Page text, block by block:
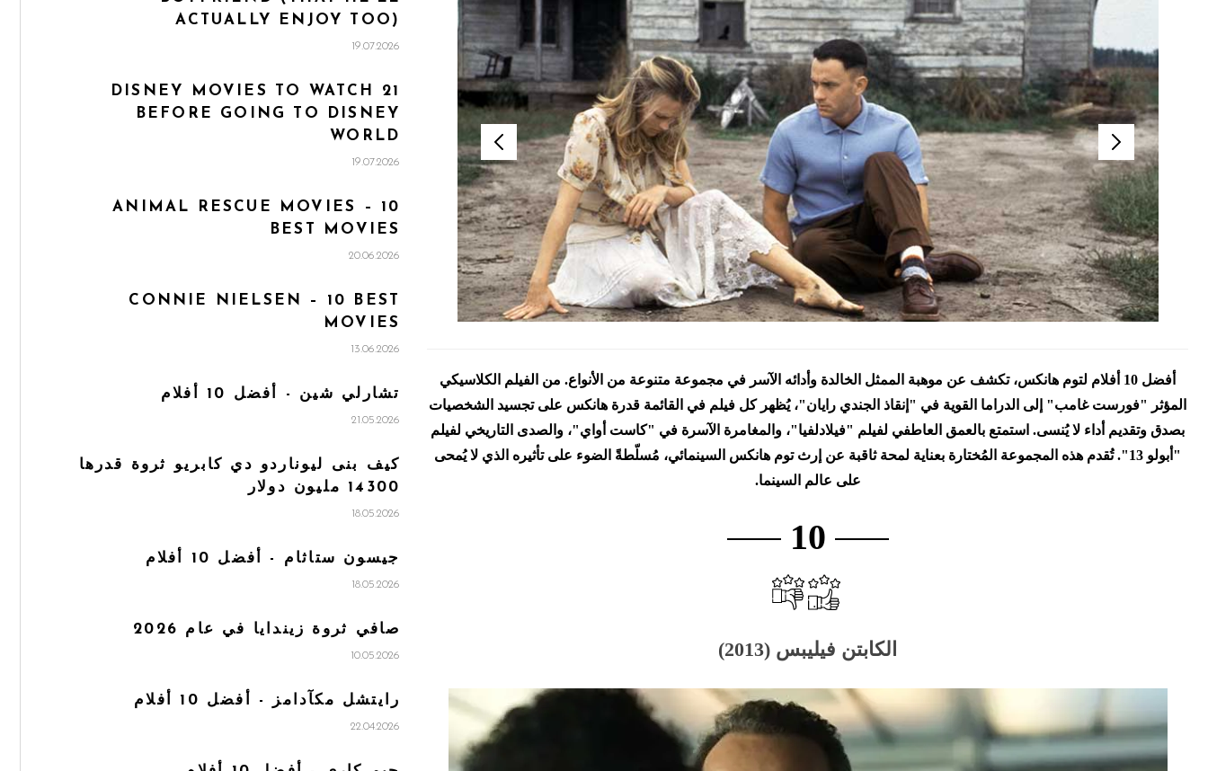
أفضل 10 أفلام لتوم هانكس، تكشف عن موهبة الممثل الخالدة وأدائه الآسر في مجموعة متنوعة من الأنواع. من الفيلم الكلاسيكي
المؤثر "فورست غامب" إلى الدراما القوية في "إنقاذ الجندي رايان"، يُظهر كل فيلم في القائمة قدرة هانكس على تجسيد الشخصيات
بصدق وتقديم أداء لا يُنسى. استمتع بالعمق العاطفي لفيلم "فيلادلفيا"، والمغامرة الآسرة في "كاست أواي"، والصدى التاريخي لفيلم
"أبولو 13". تُقدم هذه المجموعة المُختارة بعناية لمحة ثاقبة عن إرث توم هانكس السينمائي، مُسلّطةً الضوء على تأثيره الذي لا يُمحى
على عالم السينما.
10
الكابتن فيليبس (2013)
ACTUALLY ENJOY TOO)
19.07.2026
21 DISNEY MOVIES TO WATCH
BEFORE GOING TO DISNEY
WORLD
19.07.2026
ANIMAL RESCUE MOVIES – 10
BEST MOVIES
20.06.2026
CONNIE NIELSEN – 10 BEST
MOVIES
13.06.2026
تشارلي شين - أفضل 10 أفلام
21.05.2026
كيف بنى ليوناردو دي كابريو ثروة قدرها
14300 مليون دولار
18.05.2026
جيسون ستاثام - أفضل 10 أفلام
18.05.2026
صافي ثروة زيندايا في عام 2026
10.05.2026
رايتشل مكآدامز - أفضل 10 أفلام
22.04.2026